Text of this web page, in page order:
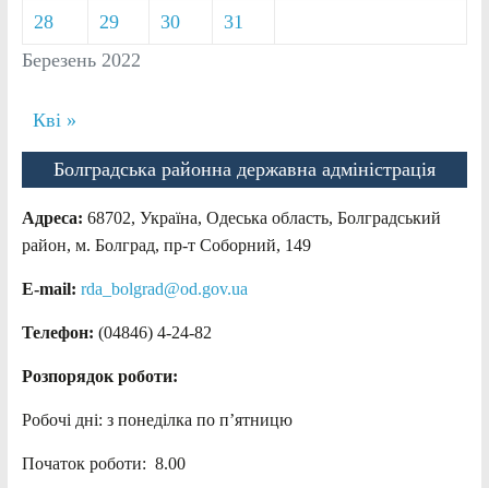
Березень 2022
28 29 30 31
Кві »
Болградська районна державна адміністрація
Адреса: 68702, Україна, Одеська область, Болградський
район, м. Болград, пр-т Соборний, 149
E-mail: rda_bolgrad@od.gov.ua
Телефон: (04846) 4-24-82
Розпорядок роботи:
Робочі дні: з понеділка по п’ятницю
Початок роботи: 8.00